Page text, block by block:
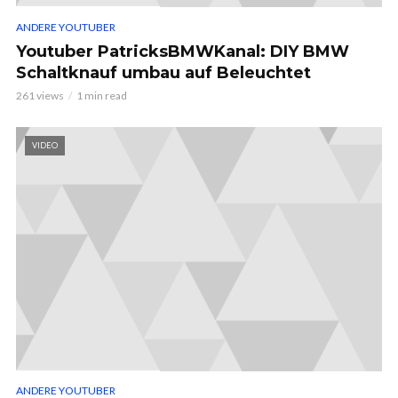
ANDERE YOUTUBER
Youtuber PatricksBMWKanal: DIY BMW
Schaltknauf umbau auf Beleuchtet
261 views 1 min read
VIDEO
ANDERE YOUTUBER